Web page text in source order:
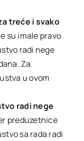
treće i svako
su imale pravo
radi nege
Za
u ovom
radi nege
preduzetnice
sa rada radi